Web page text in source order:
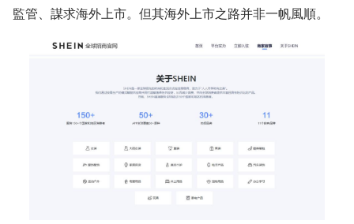
監管、謀求海外上市。但其海外上市之路并非一帆風順。